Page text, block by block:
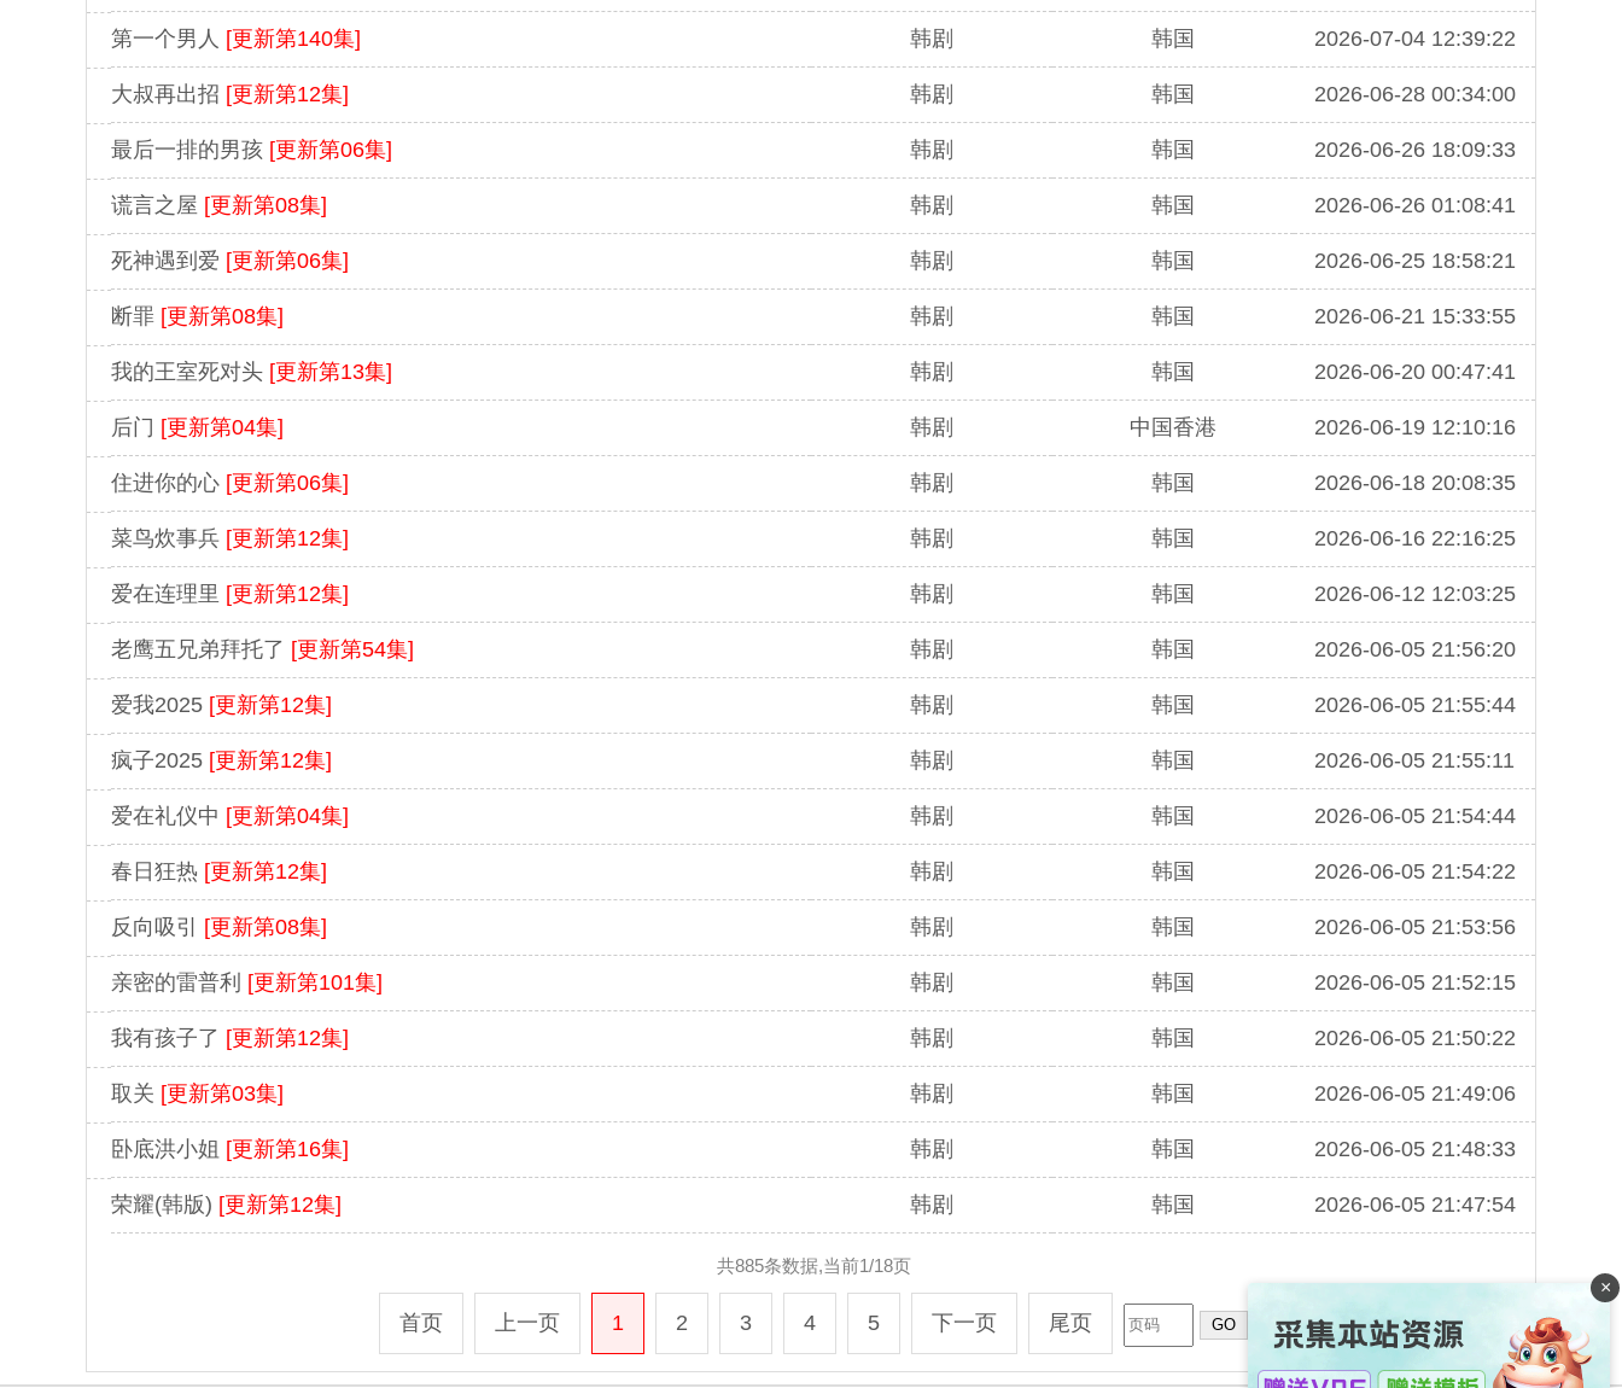
第一个男人 [更新第140集] 韩剧 韩国 2026-07-04 12:39:22
大叔再出招 [更新第12集] 韩剧 韩国 2026-06-28 00:34:00
最后一排的男孩 [更新第06集] 韩剧 韩国 2026-06-26 18:09:33
谎言之屋 [更新第08集] 韩剧 韩国 2026-06-26 01:08:41
死神遇到爱 [更新第06集] 韩剧 韩国 2026-06-25 18:58:21
断罪 [更新第08集] 韩剧 韩国 2026-06-21 15:33:55
我的王室死对头 [更新第13集] 韩剧 韩国 2026-06-20 00:47:41
后门 [更新第04集] 韩剧 中国香港 2026-06-19 12:10:16
住进你的心 [更新第06集] 韩剧 韩国 2026-06-18 20:08:35
菜鸟炊事兵 [更新第12集] 韩剧 韩国 2026-06-16 22:16:25
爱在连理里 [更新第12集] 韩剧 韩国 2026-06-12 12:03:25
老鹰五兄弟拜托了 [更新第54集] 韩剧 韩国 2026-06-05 21:56:20
爱我2025 [更新第12集] 韩剧 韩国 2026-06-05 21:55:44
疯子2025 [更新第12集] 韩剧 韩国 2026-06-05 21:55:11
爱在礼仪中 [更新第04集] 韩剧 韩国 2026-06-05 21:54:44
春日狂热 [更新第12集] 韩剧 韩国 2026-06-05 21:54:22
反向吸引 [更新第08集] 韩剧 韩国 2026-06-05 21:53:56
亲密的雷普利 [更新第101集] 韩剧 韩国 2026-06-05 21:52:15
我有孩子了 [更新第12集] 韩剧 韩国 2026-06-05 21:50:22
取关 [更新第03集] 韩剧 韩国 2026-06-05 21:49:06
卧底洪小姐 [更新第16集] 韩剧 韩国 2026-06-05 21:48:33
荣耀(韩版) [更新第12集] 韩剧 韩国 2026-06-05 21:47:54
共885条数据,当前1/18页
首页 上一页 1 2 3 4 5 下一页 尾页 GO
×